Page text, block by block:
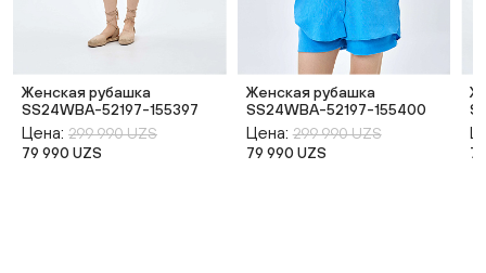
Женская рубашка
SS24WBA-52197-155397
Цена: 299 990 UZS
79 990 UZS
Женская рубашка
SS24WBA-52197-155400
Цена: 299 990 UZS
79 990 UZS